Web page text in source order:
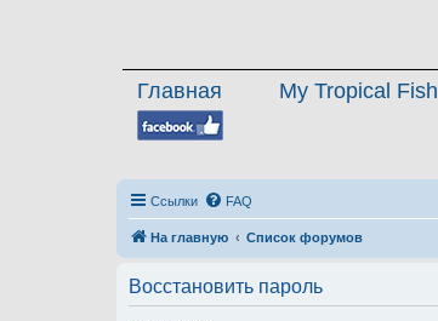
Главная My Tropical Fish
Ссылки FAQ
На главную Список форумов
Восстановить пароль